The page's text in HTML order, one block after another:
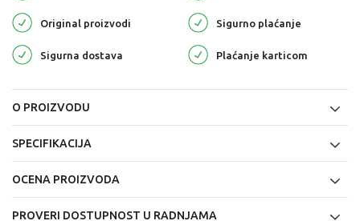
Original proizvodi Sigurno plaćanje
Sigurna dostava Plaćanje karticom
O PROIZVODU
SPECIFIKACIJA
OCENA PROIZVODA
PROVERI DOSTUPNOST U RADNJAMA